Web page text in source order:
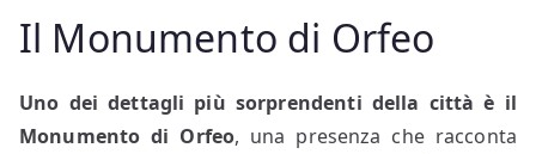
Il Monumento di Orfeo
Uno dei dettagli più sorprendenti della città è il
Monumento di Orfeo, una presenza che racconta